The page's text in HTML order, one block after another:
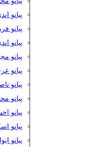
پیانو
پیانو
پیانو
پیانو
پیانو
پیانو
پیانو
پیانو
پیانو
پیانو